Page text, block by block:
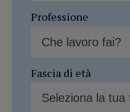
Professione
Fascia di età